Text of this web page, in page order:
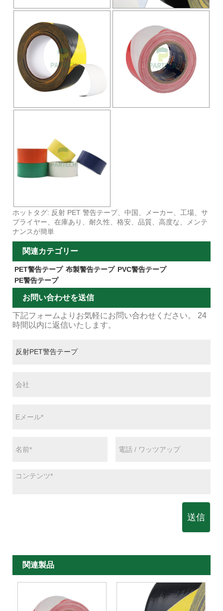
ホットタグ: 反射 PET 警告テープ、中国、メーカー、工場、サ
プライヤー、在庫あり、耐久性、格安、品質、高度な、メンテ
ナンスが簡単
関連カテゴリー
PET警告テープ 布製警告テープ PVC警告テープ
PE警告テープ
お問い合わせを送信
下記フォームよりお気軽にお問い合わせください。 24
時間以内に返信いたします。
送信
関連製品